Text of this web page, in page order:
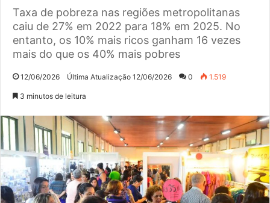
Taxa de pobreza nas regiões metropolitanas
caiu de 27% em 2022 para 18% em 2025. No
entanto, os 10% mais ricos ganham 16 vezes
mais do que os 40% mais pobres
12/06/2026 Última Atualização 12/06/2026 0 1.519
3 minutos de leitura